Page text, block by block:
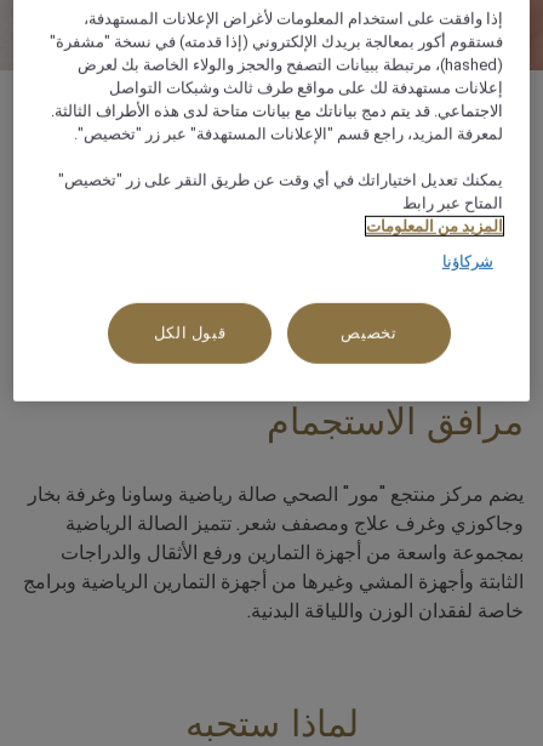
مرافق الاستجمام
يضم مركز منتجع "مور" الصحي صالة رياضية وساونا وغرفة بخار
وجاكوزي وغرف علاج ومصفف شعر. تتميز الصالة الرياضية
بمجموعة واسعة من أجهزة التمارين ورفع الأثقال والدراجات
الثابتة وأجهزة المشي وغيرها من أجهزة التمارين الرياضية وبرامج
خاصة لفقدان الوزن واللياقة البدنية.
لماذا ستحبه
إذا وافقت على استخدام المعلومات لأغراض الإعلانات المستهدفة،
فستقوم أكور بمعالجة بريدك الإلكتروني (إذا قدمته) في نسخة "مشفرة"
(hashed)، مرتبطة ببيانات التصفح والحجز والولاء الخاصة بك لعرض
إعلانات مستهدفة لك على مواقع طرف ثالث وشبكات التواصل
الاجتماعي. قد يتم دمج بياناتك مع بيانات متاحة لدى هذه الأطراف الثالثة.
لمعرفة المزيد، راجع قسم "الإعلانات المستهدفة" عبر زر "تخصيص".
يمكنك تعديل اختياراتك في أي وقت عن طريق النقر على زر "تخصيص"
المتاح عبر رابط
المزيد من المعلومات
شركاؤنا
تخصيص قبول الكل